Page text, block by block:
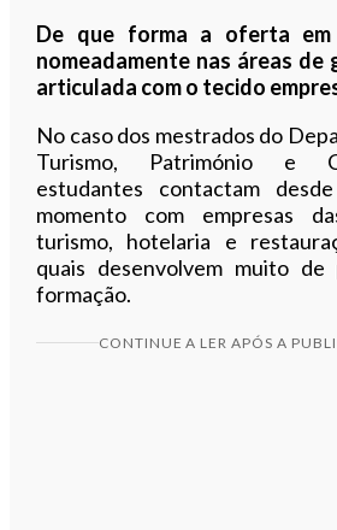
De que forma a oferta em
nomeadamente nas áreas de
articulada com o tecido
No caso dos mestrados do
Turismo, Património e
estudantes contactam
momento com empresas
turismo, hotelaria e
quais desenvolvem muito
formação.
CONTINUE A LER APÓS A